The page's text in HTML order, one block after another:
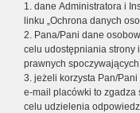
1. dane Administratora i
linku „Ochrona danych
2. Pana/Pani dane
celu udostępniania strony
prawnych
3. jeżeli korzysta Pan/
e-mail placówki to zgadza
celu udzielenia